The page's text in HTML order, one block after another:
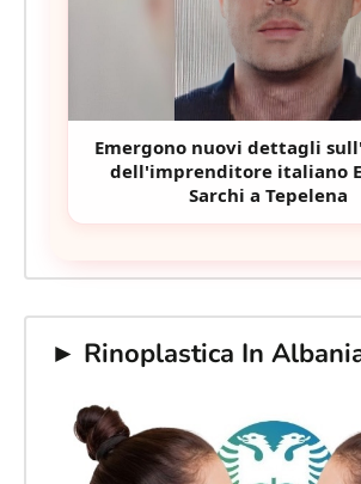
Emergono nuovi dettagli
dell'imprenditore italiano
Sarchi a Tepelena
► Rinoplastica In